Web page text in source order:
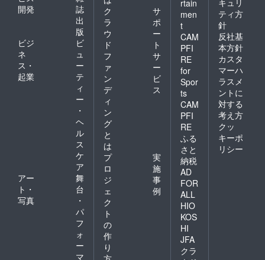
施 ・
交通費
は自己
負担で
お願い
いたし
ます。
車でお
越しに
なれる
場合は
駐車場
に限り
があり
ますの
でお知
必ず同
席する
宿泊の
みご利
用でき
ます。
※ご使用
いただ
けるの
は1年間
月に平
日のみ1
回ご利
用が1泊
までと
なりま
りま
す。1室
に対し
てわん
ちゃん
は2頭ま
でとな
りま
す。 詳
しいこ
とは
メール
又は電
話にて
確認お
願いし
かりま
す。 ご
夕食は
別途料
金にて
付ける
ことも
可能で
す。ご
夕食を
付ける
場合は1
週間前
までに
ご連絡
くださ
開発
誌
出
版
ビジ
ネ
ス・
起業
ビ
ュ
ー
テ
ィ
ー
・
ヘ
ル
ス
ケ
ア
アー
ト・
写真
舞
台
・
パ
フ
ォ
ー
マ
ク
ラ
ウ
ド
フ
ァ
ン
デ
ィ
ン
グ
と
は
サ
ポ
ー
ト
サ
ー
ビ
ス
プ
ロ
ジ
ェ
ク
ト
の
作
り
実
施
事
例
rtain
men
t
CAM
PFI
RE
for
Spor
ts
CAM
PFI
RE
ふる
さと
納税
AD
FOR
ALL
HIO
KOS
HI
JFA
クラ
ティ方
針
反社基
本方針
カスタ
マーハ
ラスメ
ントに
対する
考え方
クッ
キーポ
リシー